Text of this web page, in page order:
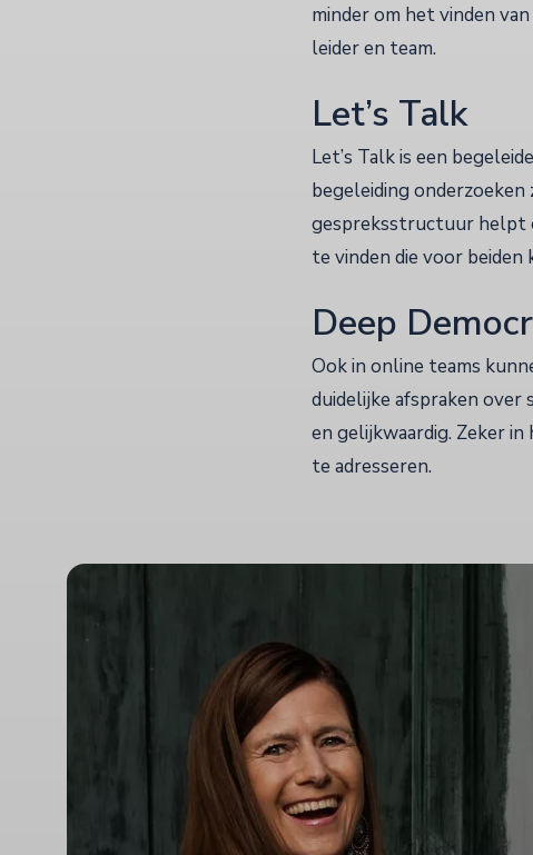
minder om het vinden
leider en team.
Let’s Talk
Let’s Talk is een
begeleiding
gespreksstructuur helpt
te vinden die voor beiden
Deep
Ook in online teams
duidelijke afspraken over
en gelijkwaardig. Zeker
te adresseren.